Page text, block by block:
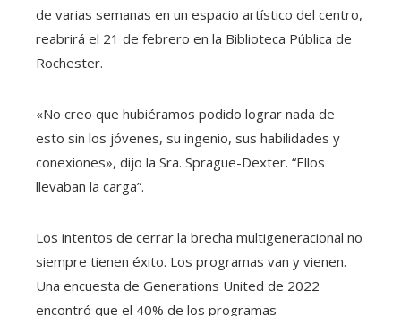
de varias semanas en un espacio artístico del centro,
reabrirá el 21 de febrero en la Biblioteca Pública de
Rochester.
«No creo que hubiéramos podido lograr nada de
esto sin los jóvenes, su ingenio, sus habilidades y
conexiones», dijo la Sra. Sprague-Dexter. “Ellos
llevaban la carga”.
Los intentos de cerrar la brecha multigeneracional no
siempre tienen éxito. Los programas van y vienen.
Una encuesta de Generations United de 2022
encontró que el 40% de los programas